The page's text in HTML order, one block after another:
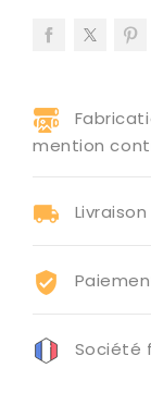
mention
Société